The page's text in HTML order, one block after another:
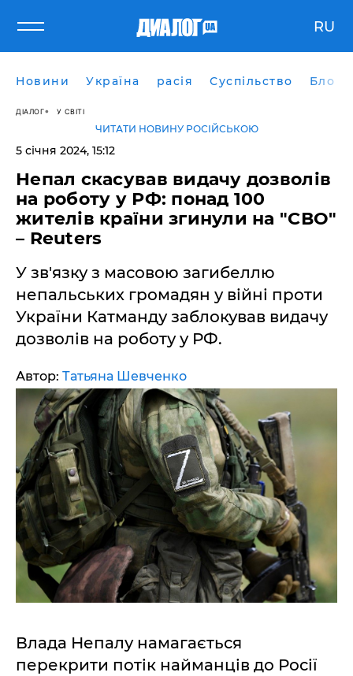
RU
Новини Україна расія Суспільство Блоги
ДІАЛОГ У СВІТІ
ЧИТАТИ НОВИНУ РОСІЙСЬКОЮ
5 січня 2024, 15:12
Непал скасував видачу дозволів
на роботу у РФ: понад 100
жителів країни згинули на "СВО"
– Reuters
У зв'язку з масовою загибеллю
непальських громадян у війні проти
України Катманду заблокував видачу
дозволів на роботу у РФ.
Автор: Татьяна Шевченко
Влада Непалу намагається
перекрити потік найманців до Росії